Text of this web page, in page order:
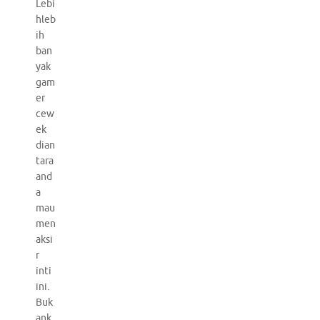
Lebi
hleb
ih
ban
yak
gam
er
cew
ek
dian
tara
and
a
mau
men
aksi
r
inti
ini.
Buk